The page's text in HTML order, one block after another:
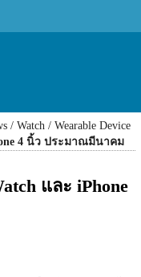
Watch
Wearable Device
4 นิ้ว ประมาณมีนาคม
และ iPhone